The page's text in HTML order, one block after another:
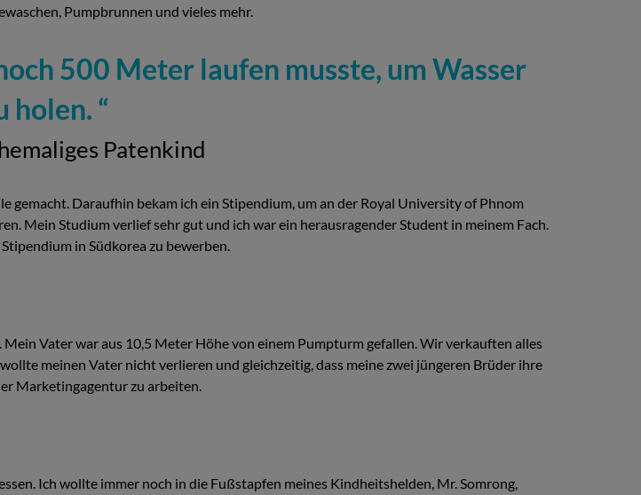
Pumpbrunnen und vieles mehr.
500 Meter laufen musste, um Wasser
holen.
Patenkind
gemacht. Daraufhin bekam ich ein Stipendium, um an der Royal University of Phnom
Mein Studium verlief sehr gut und ich war ein herausragender Student in meinem Fach.
in Südkorea zu bewerben.
Vater war aus 10,5 Meter Höhe von einem Pumpturm gefallen. Wir verkauften alles
meinen Vater nicht verlieren und gleichzeitig, dass meine zwei jüngeren Brüder ihre
Marketingagentur zu arbeiten.
Ich wollte immer noch in die Fußstapfen meines Kindheitshelden, Mr. Somrong,